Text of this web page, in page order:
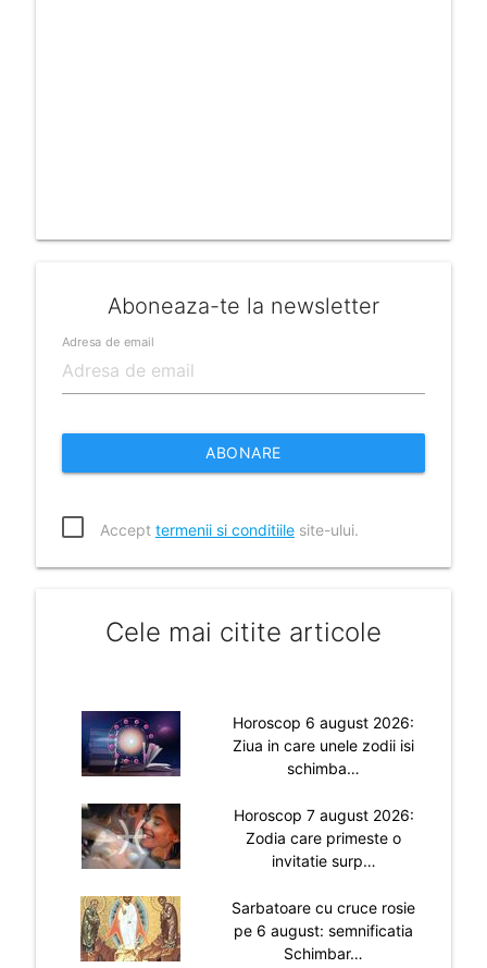
Aboneaza-te la newsletter
Adresa de email
ABONARE
Accept termenii si conditiilesite-ului.
Cele mai citite articole
Horoscop 6 august 2026:
Ziua in care unele zodii isi
schimba…
Horoscop 7 august 2026:
Zodia care primeste o
invitatie surp…
Sarbatoare cu cruce rosie
pe 6 august: semnificatia
Schimbar…